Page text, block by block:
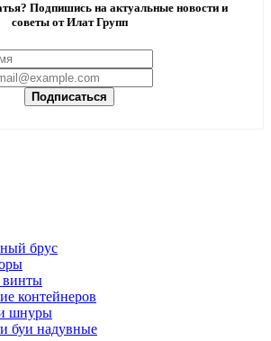
Подпишись на актуальные новости и
советы от Илат Групп
Подписаться
брус
винты
контейнеров
шнуры
буи надувные